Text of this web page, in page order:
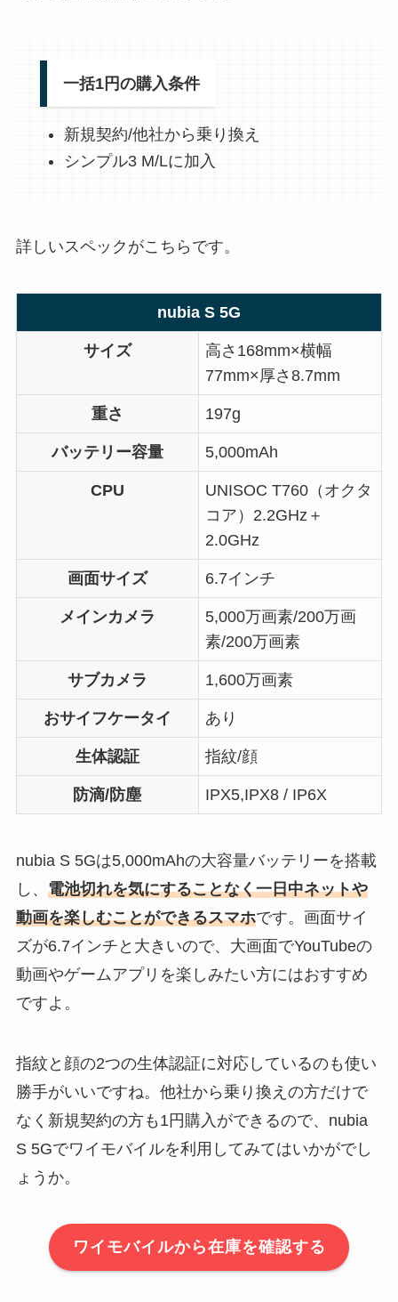
一括1円の購入条件
新規契約/他社から乗り換え
シンプル3 M/Lに加入
詳しいスペックがこちらです。
nubia S 5G
サイズ
高さ168mm×横幅
77mm×厚さ8.7mm
重さ 197g
バッテリー容量 5,000mAh
CPU
UNISOC T760（オクタ
コア）2.2GHz＋
2.0GHz
画面サイズ 6.7インチ
メインカメラ
5,000万画素/200万画
素/200万画素
サブカメラ 1,600万画素
おサイフケータイ あり
生体認証 指紋/顔
防滴/防塵 IPX5,IPX8 / IP6X
nubia S 5Gは5,000mAhの大容量バッテリーを搭載
し、 電池切れを気にすることなく一日中ネットや
動画を楽しむことができるスマホです。画面サイ
ズが6.7インチと大きいので、大画面でYouTubeの
動画やゲームアプリを楽しみたい方にはおすすめ
ですよ。
指紋と顔の2つの生体認証に対応しているのも使い
勝手がいいですね。他社から乗り換えの方だけで
なく新規契約の方も1円購入ができるので、nubia
S 5Gでワイモバイルを利用してみてはいかがでし
ょうか。
ワイモバイルから在庫を確認する